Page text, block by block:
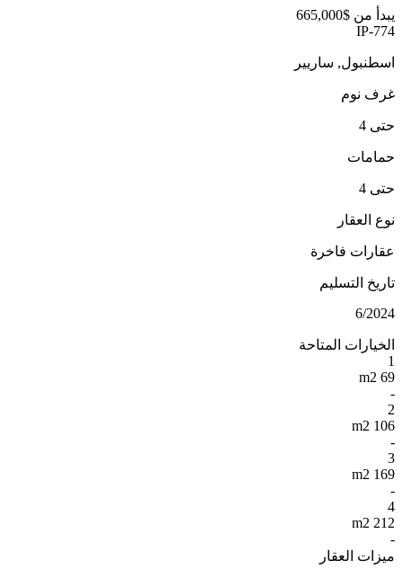
يبدأ من $665,000
IP-774
اسطنبول, ساريير
غرف نوم
حتى 4
حمامات
حتى 4
نوع العقار
عقارات فاخرة
تاريخ التسليم
6/2024
الخيارات المتاحة
1
69 m2
-
2
106 m2
-
3
169 m2
-
4
212 m2
-
ميزات العقار